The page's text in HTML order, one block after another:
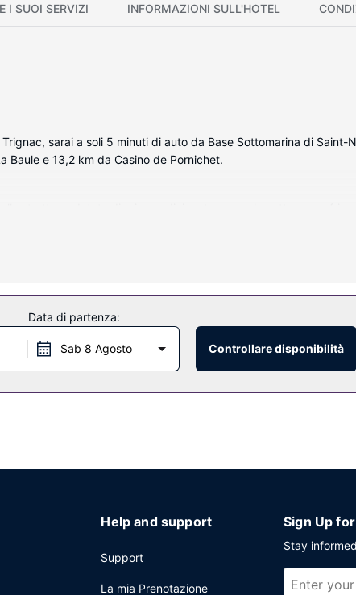
I SUOI SERVIZI INFORMAZIONI SULL'HOTEL
sarai a soli 5 minuti di auto da Base Sottomarina di Saint-
Baule e 13,2 km da Casino de Pornichet.
e via cavo, ti consente di restare in contatto con il mondo,
e l’accesso a prezzo ridotto a una palestra nelle vicinanze.
Concludi la giornata in bellezza con il tuo drink preferito!
giorni feriali dalle ore 06:00 alle ore 10:00 e nel fine settimana
Data di partenza:
Sab 8 Agosto Controllare disponibilità
Help and support
Support
La mia Prenotazione
Sign Up
Stay